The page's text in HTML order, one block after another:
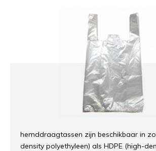
hemddraagtassen zijn beschikbaar in
density polyethyleen) als HDPE (high-